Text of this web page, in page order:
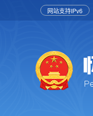
网站支持IPv6